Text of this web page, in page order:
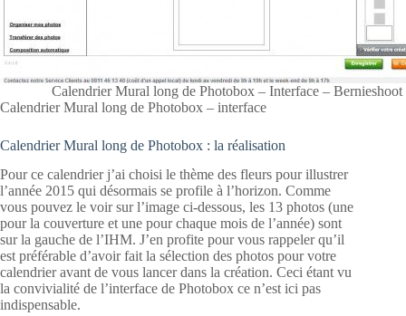
Calendrier Mural long de Photobox – Interface – Bernieshoot
Calendrier Mural long de Photobox – interface
Calendrier Mural long de Photobox : la réalisation
Pour ce calendrier j’ai choisi le thème des fleurs pour illustrer
l’année 2015 qui désormais se profile à l’horizon. Comme
vous pouvez le voir sur l’image ci-dessous, les 13 photos (une
pour la couverture et une pour chaque mois de l’année) sont
sur la gauche de l’IHM. J’en profite pour vous rappeler qu’il
est préférable d’avoir fait la sélection des photos pour votre
calendrier avant de vous lancer dans la création. Ceci étant vu
la convivialité de l’interface de Photobox ce n’est ici pas
indispensable.